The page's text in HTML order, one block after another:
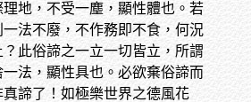
地，不受一塵，顯性體也。若
法不廢，不作務即不食，何況
此俗諦之一立一切皆立，所謂
法，顯性具也。必欲棄俗諦而
諦了！如極樂世界之德風花